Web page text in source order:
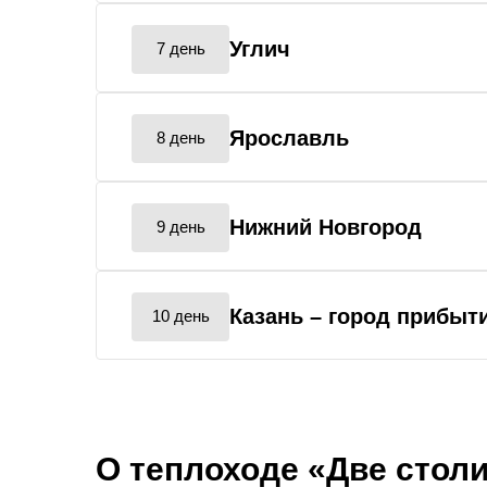
7 день Углич
8 день Ярославль
9 день Нижний Новгород
10 день Казань – город
О теплоходе «Две